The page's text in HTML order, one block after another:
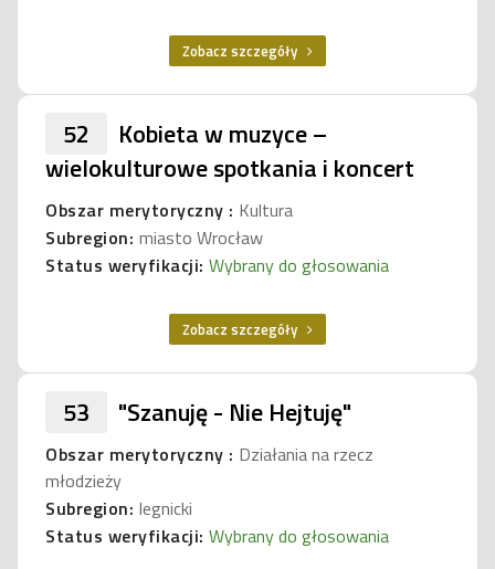
Zobacz szczegóły
52
Kobieta w muzyce –
wielokulturowe spotkania i koncert
Obszar merytoryczny : Kultura
Subregion: miasto Wrocław
Status weryfikacji: Wybrany do głosowania
Zobacz szczegóły
53 "Szanuję - Nie Hejtuję"
Obszar merytoryczny : Działania na rzecz
młodzieży
Subregion: legnicki
Status weryfikacji: Wybrany do głosowania